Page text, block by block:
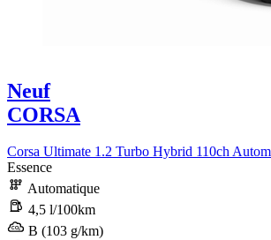
Neuf
CORSA
Corsa Ultimate 1.2 Turbo Hybrid 110ch
Essence
Automatique
4,5 l/100km
B (103 g/km)